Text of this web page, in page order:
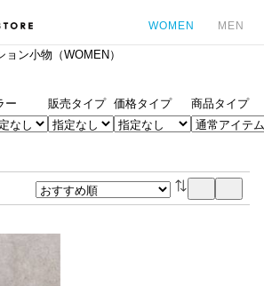
WOMEN MEN
ン小物（WOMEN）
ー 販売タイプ 価格タイプ 商品タイプ